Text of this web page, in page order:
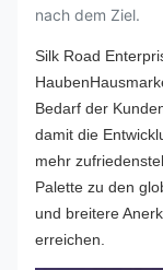
nach dem Ziel.
Silk Road
Bedarf der
damit die
mehr
Palette zu den
und breitere
erreichen.